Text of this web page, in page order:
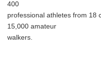
400
professional athletes from 18
15,000 amateur
walkers.